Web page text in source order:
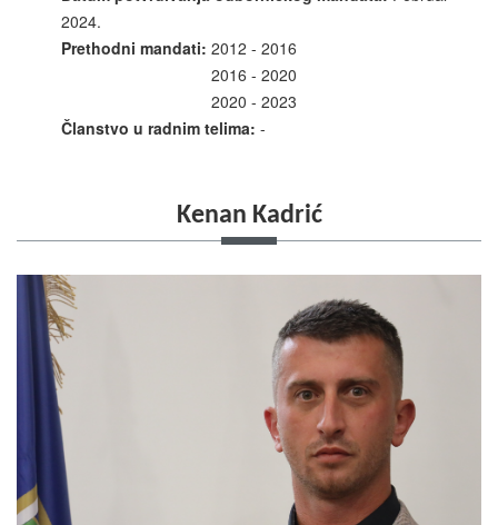
2024.
Prethodni mandati: 2012 - 2016
2016 - 2020
2020 - 2023
Članstvo u radnim telima: -
Kenan Kadrić